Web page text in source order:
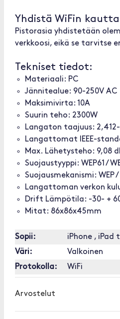
Yhdistä WiFin kautta
Pistorasia yhdistetään
verkkoosi, eikä se tarvitse
Tekniset tiedot:
Materiaali: PC
Jännitealue: 90-250V AC
Maksimivirta: 10A
Suurin teho: 2300W
Langaton taajuus:
Langattomat IEEE-
Max. Lähetysteho: 9,08
Suojaustyyppi: WEP61 /
Suojausmekanismi: WEP /
Langattoman verkon
Drift Lämpötila: -30- +
Mitat: 86x86x45mm
Sopii:
iPhone , iPad
Väri:
Valkoinen
Protokolla:
WiFi
Arvostelut